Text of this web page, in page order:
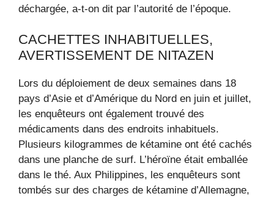
déchargée, a-t-on dit par l’autorité de l’époque.
CACHETTES INHABITUELLES,
AVERTISSEMENT DE NITAZEN
Lors du déploiement de deux semaines dans 18
pays d’Asie et d’Amérique du Nord en juin et juillet,
les enquêteurs ont également trouvé des
médicaments dans des endroits inhabituels.
Plusieurs kilogrammes de kétamine ont été cachés
dans une planche de surf. L’héroïne était emballée
dans le thé. Aux Philippines, les enquêteurs sont
tombés sur des charges de kétamine d’Allemagne,